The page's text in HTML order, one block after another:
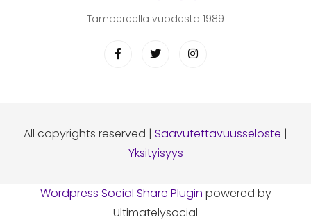
Tampereella vuodesta 1989
All copyrights reserved | Saavutettavuusseloste |
Yksityisyys
Wordpress Social Share Plugin powered by
Ultimatelysocial